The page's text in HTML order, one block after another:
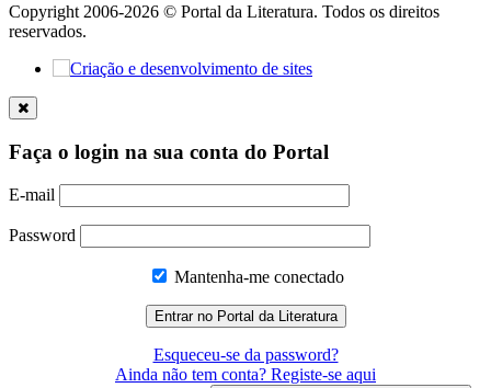
Copyright 2006-2026 © Portal da Literatura. Todos os direitos
reservados.
Faça o login na sua conta do Portal
E-mail
Password
Mantenha-me conectado
Esqueceu-se da password?
Ainda não tem conta? Registe-se aqui